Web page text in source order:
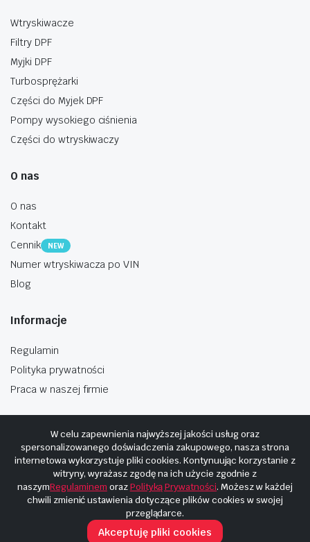
Wtryskiwacze
Filtry DPF
Myjki DPF
Turbosprężarki
Części do Myjek DPF
Pompy wysokiego ciśnienia
Części do wtryskiwaczy
O nas
O nas
Kontakt
Cennik
NEW
Numer wtryskiwacza po VIN
Blog
Informacje
Regulamin
Polityka prywatności
Praca w naszej firmie
Copyright © 2025 Hosting i budowa Cyberplaneta.pl
W celu zapewnienia najwyższej jakości usług oraz
spersonalizowanego doświadczenia zakupowego, nasza strona
internetowa wykorzystuje pliki cookies. Kontynuując korzystanie z
witryny, wyrażasz zgodę na ich użycie zgodnie z
naszymRegulaminem orazPolityką Prywatności. Możesz w każdej
chwili zmienić ustawienia dotyczące plików cookies w swojej
przeglądarce.
Akceptuję pliki cookies